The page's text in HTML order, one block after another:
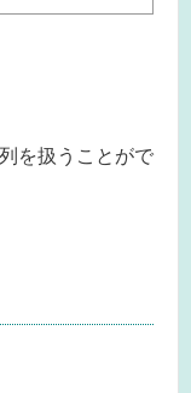
を扱うことがで